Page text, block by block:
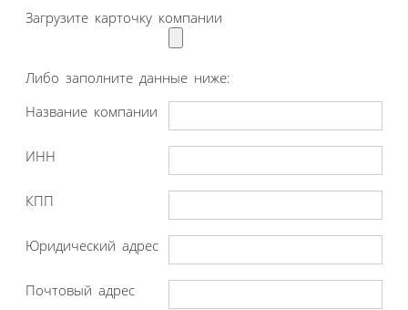
Загрузите карточку компании
Либо заполните данные ниже:
Название компании
ИНН
КПП
Юридический адрес
Почтовый адрес